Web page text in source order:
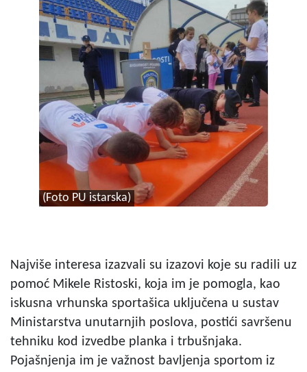
(Foto PU istarska)
Najviše interesa izazvali su izazovi koje su radili uz
pomoć Mikele Ristoski, koja im je pomogla, kao
iskusna vrhunska sportašica uključena u sustav
Ministarstva unutarnjih poslova, postići savršenu
tehniku kod izvedbe planka i trbušnjaka.
Pojašnjenja im je važnost bavljenja sportom iz